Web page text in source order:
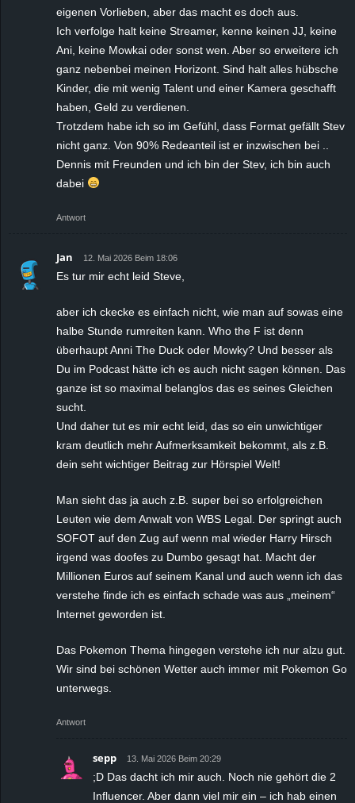
eigenen Vorlieben, aber das macht es doch aus.
Ich verfolge halt keine Streamer, kenne keinen JJ, keine
Ani, keine Mowkai oder sonst wen. Aber so erweitere ich
ganz nebenbei meinen Horizont. Sind halt alles hübsche
Kinder, die mit wenig Talent und einer Kamera geschafft
haben, Geld zu verdienen.
Trotzdem habe ich so im Gefühl, dass Format gefällt Stev
nicht ganz. Von 90% Redeanteil ist er inzwischen bei ..
Dennis mit Freunden und ich bin der Stev, ich bin auch
dabei
Antwort
Jan 12. Mai 2026 Beim 18:06
Es tur mir echt leid Steve,
aber ich ckecke es einfach nicht, wie man auf sowas eine
halbe Stunde rumreiten kann. Who the F ist denn
überhaupt Anni The Duck oder Mowky? Und besser als
Du im Podcast hätte ich es auch nicht sagen können. Das
ganze ist so maximal belanglos das es seines Gleichen
sucht.
Und daher tut es mir echt leid, das so ein unwichtiger
kram deutlich mehr Aufmerksamkeit bekommt, als z.B.
dein seht wichtiger Beitrag zur Hörspiel Welt!
Man sieht das ja auch z.B. super bei so erfolgreichen
Leuten wie dem Anwalt von WBS Legal. Der springt auch
SOFOT auf den Zug auf wenn mal wieder Harry Hirsch
irgend was doofes zu Dumbo gesagt hat. Macht der
Millionen Euros auf seinem Kanal und auch wenn ich das
verstehe finde ich es einfach schade was aus „meinem“
Internet geworden ist.
Das Pokemon Thema hingegen verstehe ich nur alzu gut.
Wir sind bei schönen Wetter auch immer mit Pokemon Go
unterwegs.
Antwort
sepp 13. Mai 2026 Beim 20:29
;D Das dacht ich mir auch. Noch nie gehört die 2
Influencer. Aber dann viel mir ein – ich hab einen